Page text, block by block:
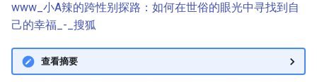
www_小A辣的跨性别探路：如何在世俗的眼光中寻找到自
己的幸福_-_搜狐
查看摘要